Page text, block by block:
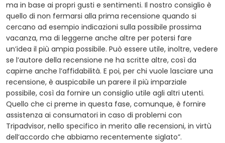
ma in base ai propri gusti e sentimenti. Il nostro consiglio è
quello di non fermarsi alla prima recensione quando si
cercano ad esempio indicazioni sulla possibile prossima
vacanza, ma di leggerne anche altre per potersi fare
un’idea il più ampia possibile. Può essere utile, inoltre, vedere
se l’autore della recensione ne ha scritte altre, così da
capirne anche l’affidabilità. E poi, per chi vuole lasciare una
recensione, è auspicabile un parere il più imparziale
possibile, così da fornire un consiglio utile agli altri utenti.
Quello che ci preme in questa fase, comunque, è fornire
assistenza ai consumatori in caso di problemi con
Tripadvisor, nello specifico in merito alle recensioni, in virtù
dell’accordo che abbiamo recentemente siglato”.